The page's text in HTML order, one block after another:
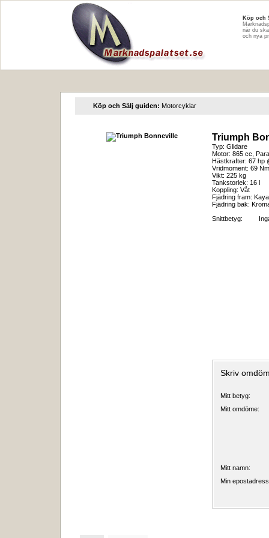
Köp och
när du
och nya
Köp och Sälj guiden: Motorcyklar
Triumph
Typ: Glidare
Motor: 865 cc,
Hästkrafter: 67 hp
Vridmoment: 69
Vikt: 225 kg
Tankstorlek: 16 l
Koppling: Våt
Fjädring fram:
Fjädring bak:
Snittbetyg:
Skriv
Mitt betyg:
Mitt omdöme:
Mitt namn:
Min